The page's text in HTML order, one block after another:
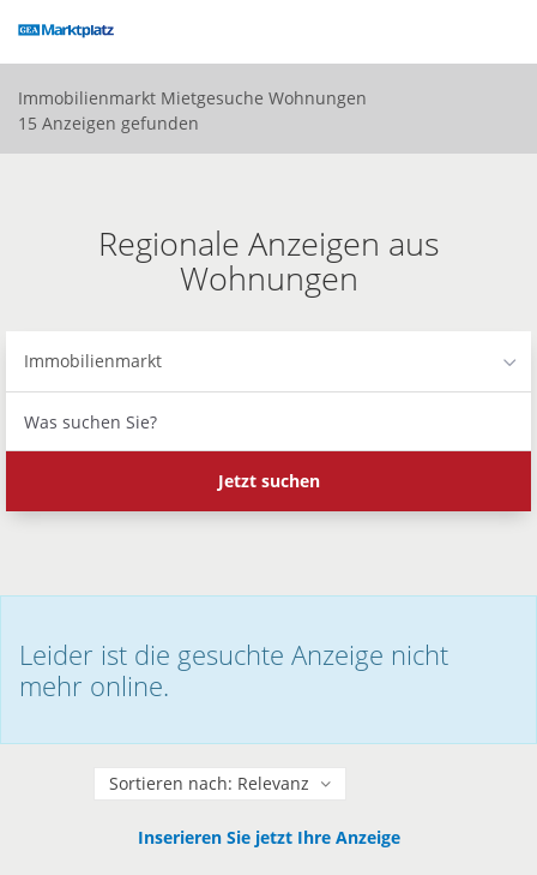
Modus
aktivieren
zur
Navigation
Immobilienmarkt Mietgesuche Wohnungen
15 Anzeigen gefunden
Regionale Anzeigen aus
Wohnungen
Immobilienmarkt
suchen
Sie?
Jetzt suchen
Leider ist die gesuchte Anzeige nicht
mehr online.
Sortieren
Inserieren Sie jetzt Ihre Anzeige